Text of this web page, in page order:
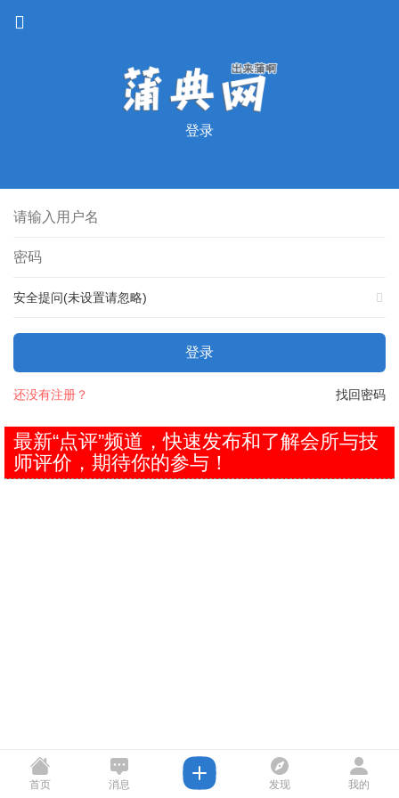
登录
安全提问(未设置请忽略)
登录
找回密码
还没有注册？
最新“点评”频道，快速发布和了解会所与技
师评价，期待你的参与！
首页 消息 发现 我的